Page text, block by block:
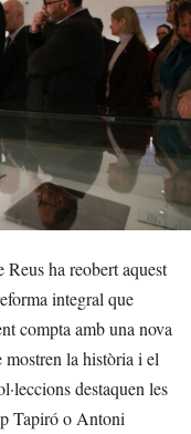
ha reobert aquest
integral que
compta amb una nova
mostren la història i el
destaquen les
Tapiró o Antoni